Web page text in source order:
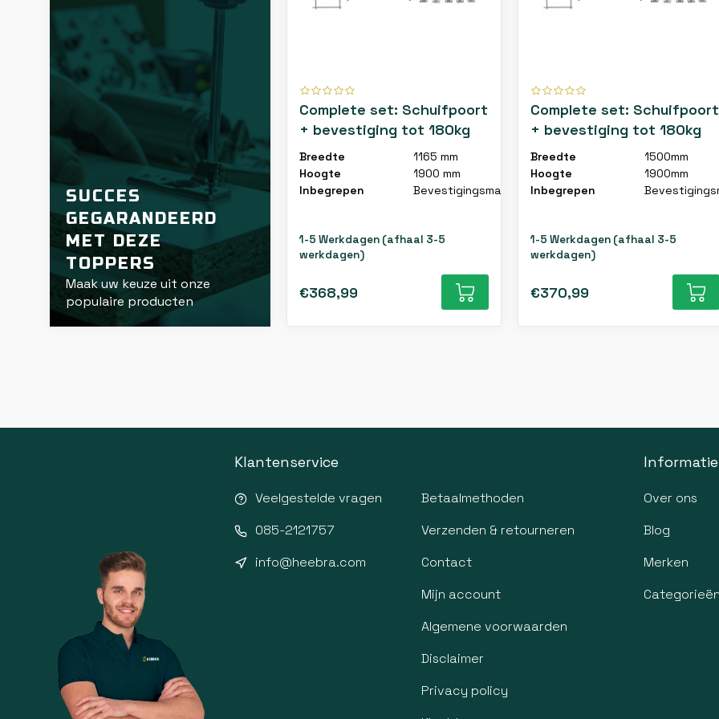
SUCCES
GEGARANDEERD
MET DEZE
TOPPERS
Maak uw keuze uit onze
populaire producten
Complete set: Schuifpoort
+ bevestiging tot 180kg
Breedte
1165 mm
Hoogte
1900 mm
Inbegrepen
Bevestigingsmateriaal
1-5 Werkdagen (afhaal 3-5
werkdagen)
€368,99
Complete set: Schuifpoort
+ bevestiging tot 180kg
Breedte
1500mm
Hoogte
1900mm
Inbegrepen
1-5 Werkdagen (afhaal 3-5
werkdagen)
€370,99
Klantenservice
Veelgestelde vragen
085-2121757
info@heebra.com
Betaalmethoden
Verzenden & retourneren
Contact
Mijn account
Algemene voorwaarden
Disclaimer
Privacy policy
Informatie
Over ons
Blog
Merken
Categorieën